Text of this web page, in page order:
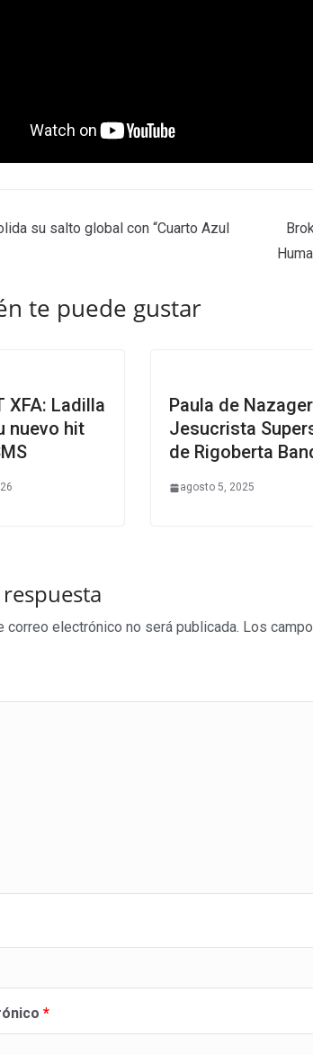
su salto global con “Cuarto Azul
te puede gustar
XFA: Ladilla
nuevo hit
Paula de
Jesucrista
de Rigoberta
agosto 5, 2025
correo electrónico no será publicada. Los
*